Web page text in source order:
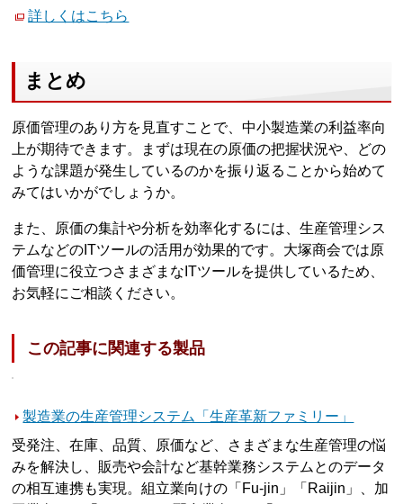
詳しくはこちら
まとめ
原価管理のあり方を見直すことで、中小製造業の利益率向
上が期待できます。まずは現在の原価の把握状況や、どの
ような課題が発生しているのかを振り返ることから始めて
みてはいかがでしょうか。
また、原価の集計や分析を効率化するには、生産管理シス
テムなどのITツールの活用が効果的です。大塚商会では原
価管理に役立つさまざまなITツールを提供しているため、
お気軽にご相談ください。
この記事に関連する製品
製造業の生産管理システム「生産革新ファミリー」
受発注、在庫、品質、原価など、さまざまな生産管理の悩
みを解決し、販売や会計など基幹業務システムとのデータ
の相互連携も実現。組立業向けの「Fu-jin」「Raijin」、加